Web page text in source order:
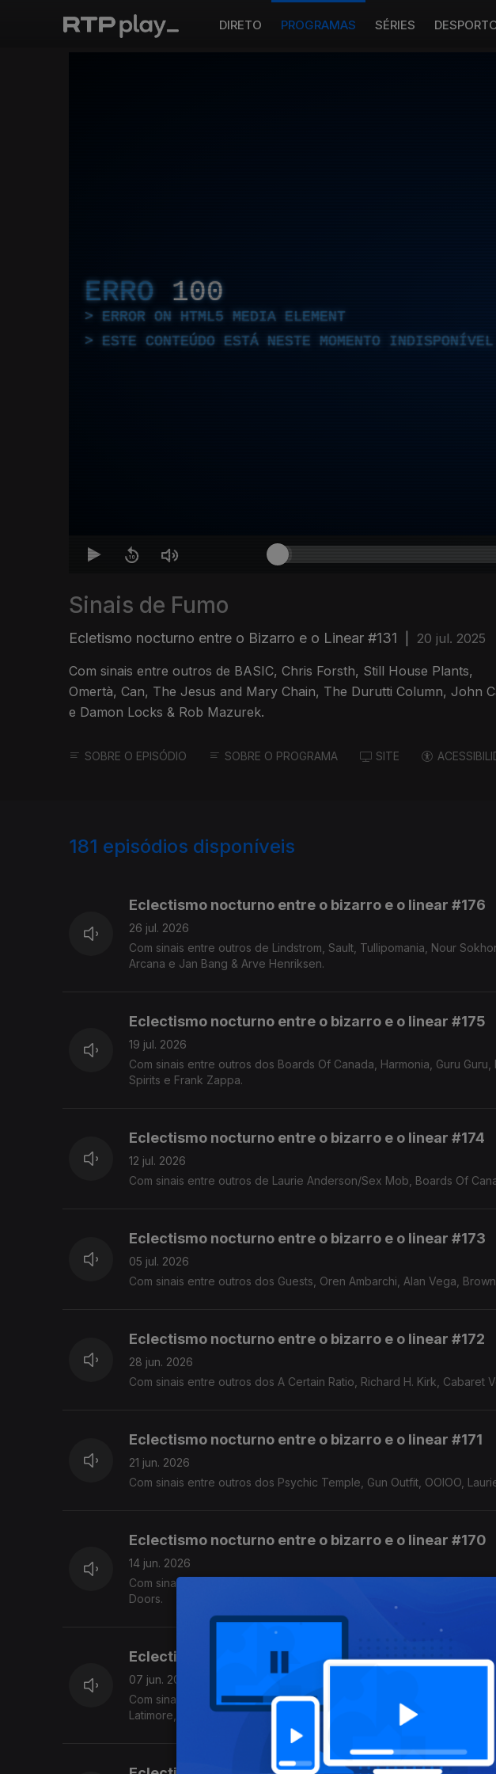
DIRETO PROGRAMAS SÉRIES
ERRO 100
ERROR ON HTML5 MEDIA ELEMENT
ESTE CONTEÚDO ESTÁ NESTE MOMENTO INDISPONÍVEL
Sinais de Fumo
Ecletismo nocturno entre o Bizarro e o Linear #131 20 jul. 2025
Com sinais entre outros de BASIC, Chris Forsth, Still House Plants,
Omertà, Can, The Jesus and Mary Chain, The Durutti Column, John
e Damon Locks & Rob Mazurek.
SOBRE O EPISÓDIO SOBRE O PROGRAMA SITE
181 episódios disponíveis
Eclectismo nocturno entre o bizarro e o linear #176
26 jul. 2026
Com sinais entre outros de Lindstrom, Sault, Tullipomania, Nour
Arcana e Jan Bang & Arve Henriksen.
Eclectismo nocturno entre o bizarro e o linear #175
19 jul. 2026
Com sinais entre outros dos Boards Of Canada, Harmonia, Guru
Spirits e Frank Zappa.
Eclectismo nocturno entre o bizarro e o linear #174
12 jul. 2026
Com sinais entre outros de Laurie Anderson/Sex Mob, Boards Of
Eclectismo nocturno entre o bizarro e o linear #173
05 jul. 2026
Com sinais entre outros dos Guests, Oren Ambarchi, Alan Vega,
Eclectismo nocturno entre o bizarro e o linear #172
28 jun. 2026
Com sinais entre outros dos A Certain Ratio, Richard H. Kirk, Cabaret
Eclectismo nocturno entre o bizarro e o linear #171
21 jun. 2026
Com sinais entre outros dos Psychic Temple, Gun Outfit, OOIOO,
Eclectismo nocturno entre o bizarro e o linear #170
14 jun. 2026
Com sinais entre outros dos Damned, The 5,6,7,8´s, The Cramps,
Doors.
Eclectismo nocturno entre o bizarro e o linear #169
07 jun. 2026
Com sinais entre outros de Anthony Naples, Oneothrix Point Never,
Latimore, John Carroll Kirby, Guests, Sunburned Hand Of The Man e